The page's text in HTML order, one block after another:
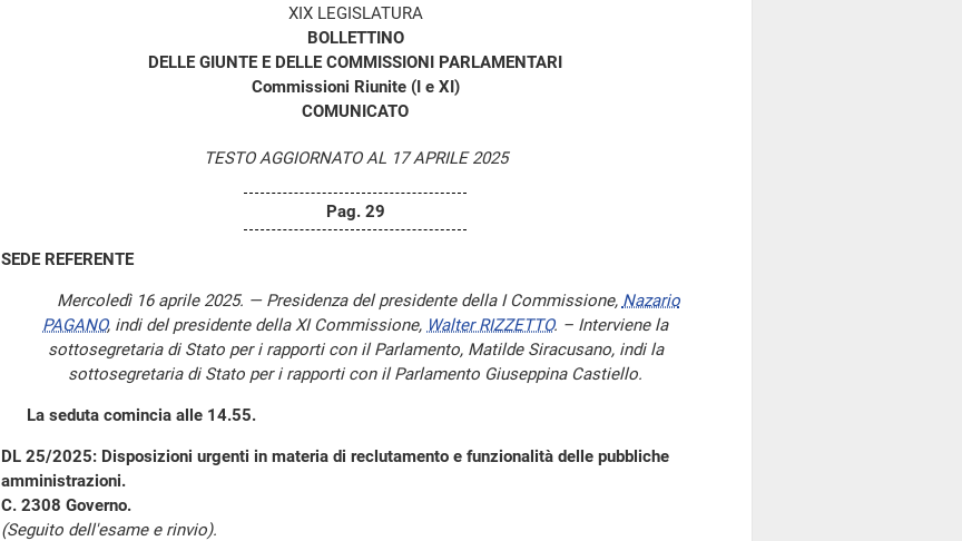
XIX LEGISLATURA
BOLLETTINO
DELLE GIUNTE E DELLE COMMISSIONI PARLAMENTARI
Commissioni Riunite (I e XI)
COMUNICATO
TESTO AGGIORNATO AL 17 APRILE 2025
Pag. 29
SEDE REFERENTE
Mercoledì 16 aprile 2025. — Presidenza del presidente della I Commissione, Nazario
PAGANO, indi del presidente della XI Commissione, Walter RIZZETTO. – Interviene la
sottosegretaria di Stato per i rapporti con il Parlamento, Matilde Siracusano, indi la
sottosegretaria di Stato per i rapporti con il Parlamento Giuseppina Castiello.
La seduta comincia alle 14.55.
DL 25/2025: Disposizioni urgenti in materia di reclutamento e funzionalità delle pubbliche
amministrazioni.
C. 2308 Governo.
(Seguito dell'esame e rinvio).